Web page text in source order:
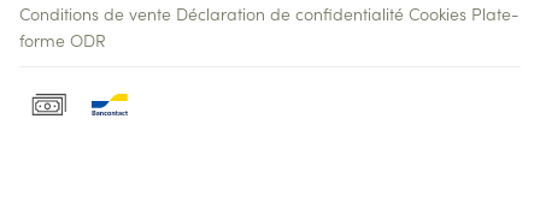
Conditions de vente Déclaration de confidentialité Cookies Plate-
forme ODR